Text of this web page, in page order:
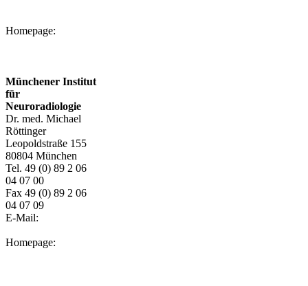
Homepage:
Münchener Institut
für
Neuroradiologie
Dr. med. Michael
Röttinger
Leopoldstraße 155
80804 München
Tel. 49 (0) 89 2 06
04 07 00
Fax 49 (0) 89 2 06
04 07 09
E-Mail:
Homepage: